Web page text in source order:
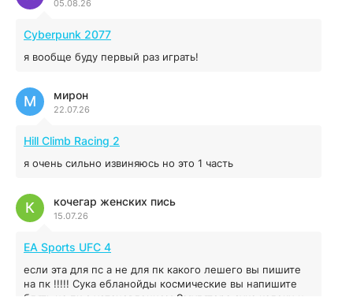
MAFIA: THE OLD COUNTRY
44.98 ГБ 2025
Red Chaos - The Strict Order
5.43 ГБ
Prey
16.95 ГБ
05.08.26
Cyberpunk 2077
я вообще буду первый раз играть!
мирон
22.07.26
М
Hill Climb Racing 2
я очень сильно извиняюсь но это 1 часть
кочегар женских пись
15.07.26
К
EA Sports UFC 4
если эта для пс а не для пк какого лешего вы пишите
на пк !!!!! Сука ебланойды космические вы напишите